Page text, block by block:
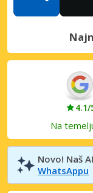
4.1/
Na
Novo! Naš
WhatsAppu